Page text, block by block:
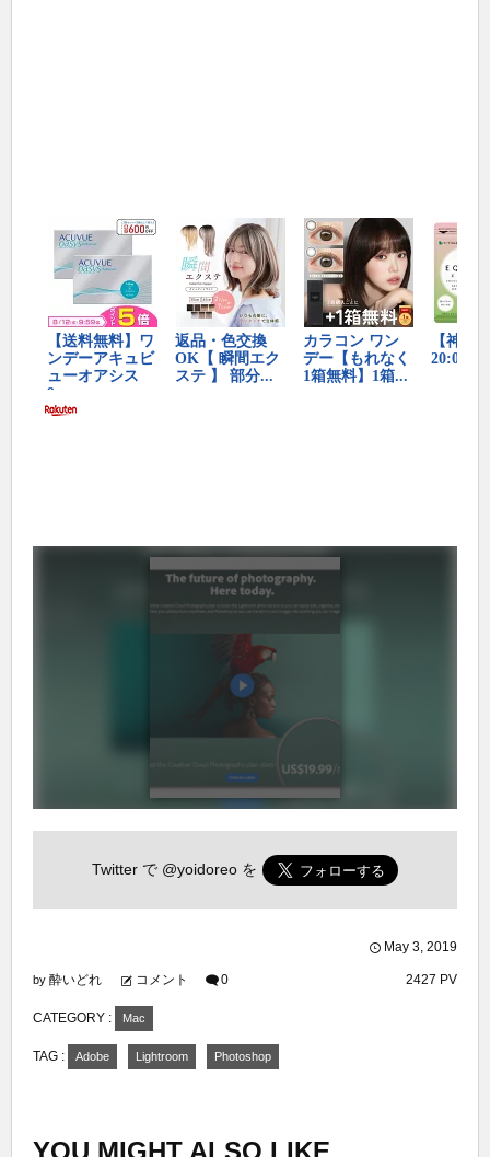
Twitter で @yoidoreo を
May 3 2019
by 酔いどれ コメント 0 2427 PV
CATEGORY : Mac
TAG : Adobe Lightroom Photoshop
YOU MIGHT ALSO LIKE